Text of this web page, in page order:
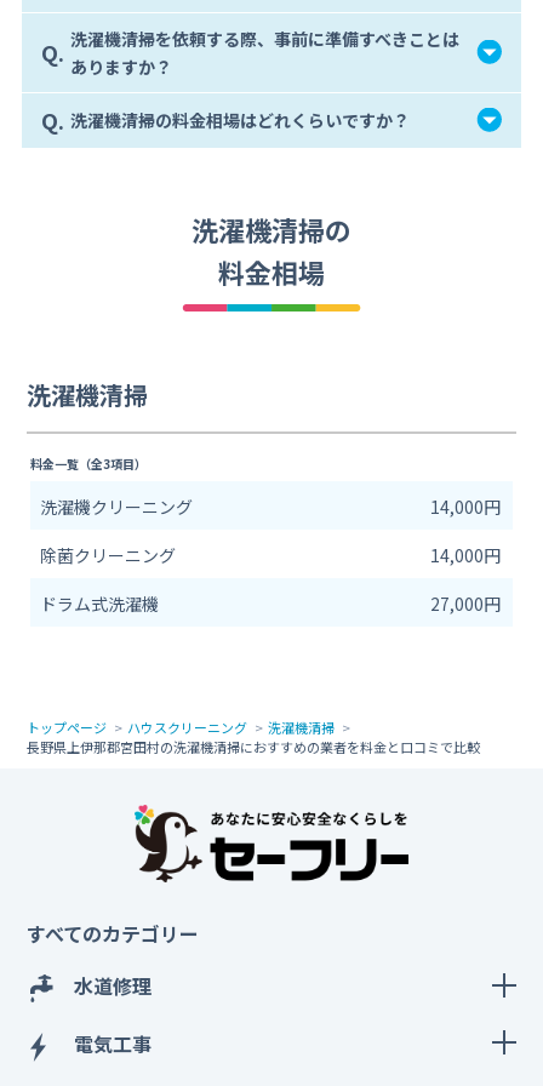
Q. 洗濯機清掃を依頼する際、事前に準備すべきことは
ありますか？
Q. 洗濯機清掃の料金相場はどれくらいですか？
洗濯機清掃の
料金相場
洗濯機清掃
料金一覧（全3項目）
洗濯機クリーニング
14,000円
除菌クリーニング
14,000円
ドラム式洗濯機
27,000円
トップページ ハウスクリーニング
洗濯機清掃
長野県上伊那郡宮田村の洗濯機清掃におすすめの業者を料金と口コミで比較
すべてのカテゴリー
水道修理
電気工事